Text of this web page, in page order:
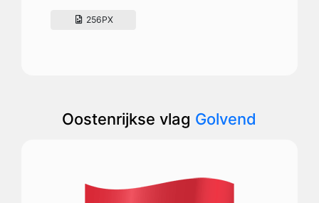
256PX
Oostenrijkse vlag Golvend